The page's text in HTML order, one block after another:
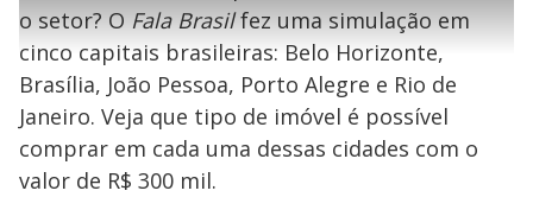
a
y
e
g
n
d
o
s
s
e
u
n
o
s
M
u
n
o setor? OFala Brasilfez uma simulação em
cinco capitais brasileiras: Belo Horizonte,
Brasília, João Pessoa, Porto Alegre e Rio de
Janeiro. Veja que tipo de imóvel é possível
comprar em cada uma dessas cidades com o
valor de R$ 300 mil.